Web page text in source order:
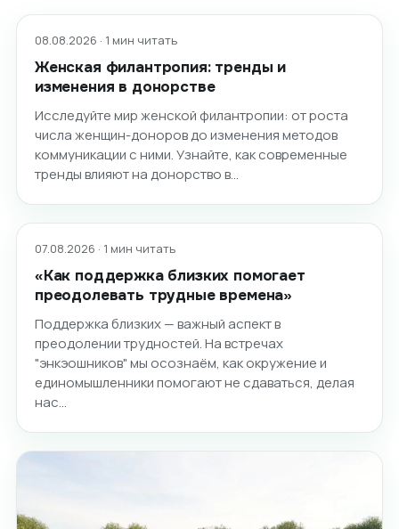
08.08.2026 · 1 мин читать
Женская филантропия: тренды и
изменения в донорстве
Исследуйте мир женской филантропии: от роста
числа женщин-доноров до изменения методов
коммуникации с ними. Узнайте, как современные
тренды влияют на донорство в…
07.08.2026 · 1 мин читать
«Как поддержка близких помогает
преодолевать трудные времена»
Поддержка близких — важный аспект в
преодолении трудностей. На встречах
"энкэошников" мы осознаём, как окружение и
единомышленники помогают не сдаваться, делая
нас…